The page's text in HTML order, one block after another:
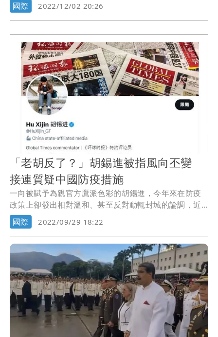
國際
2022/12/02 20:26
「老胡反了？」胡錫進被指風向丕變
接連質疑中國防疫措施
一向被賦予為親官方鷹派色彩的胡錫進，今年來在防疫
政策上卻發出相對溫和、甚至反對動輒封城的論調，近
來尤...
國際 2022/09/29 18:22